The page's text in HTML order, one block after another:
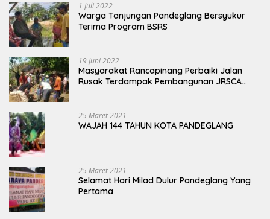
1 Juli 2022
Warga Tanjungan Pandeglang Bersyukur
Terima Program BSRS
19 Juni 2022
Masyarakat Rancapinang Perbaiki Jalan
Rusak Terdampak Pembangunan JRSCA
25 Maret 2021
WAJAH 144 TAHUN KOTA PANDEGLANG
25 Maret 2021
Selamat Hari Milad Dulur Pandeglang Yang
Pertama